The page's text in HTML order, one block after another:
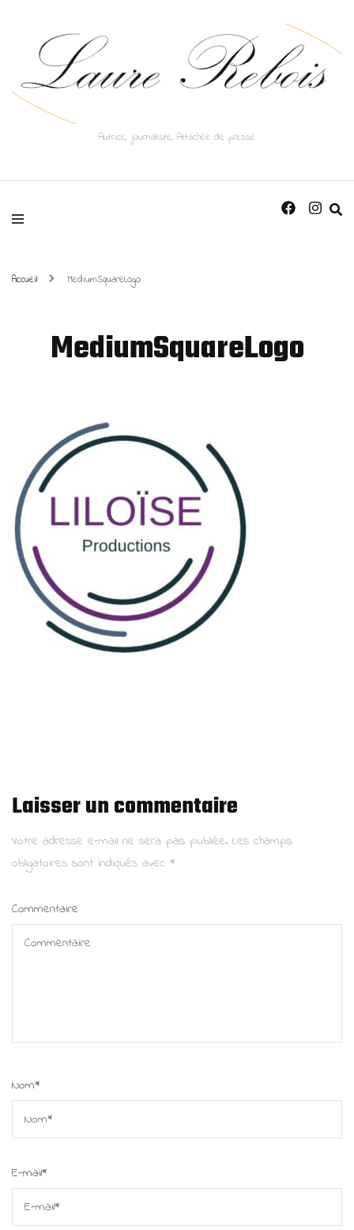
Autrice, journaliste, Attachée de presse
Accueil MediumSquareLogo
MediumSquareLogo
Laisser un commentaire
Votre adresse e-mail ne sera pas publiée. Les champs
obligatoires sont indiqués avec *
Commentaire
Nom*
E-mail*